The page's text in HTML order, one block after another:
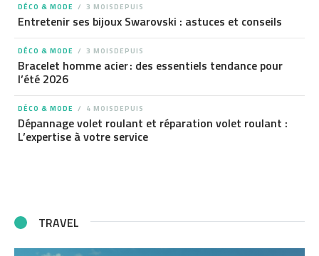
DÉCO & MODE 3 MOISDEPUIS
Entretenir ses bijoux Swarovski : astuces et conseils
DÉCO & MODE 3 MOISDEPUIS
Bracelet homme acier : des essentiels tendance pour
l’été 2026
DÉCO & MODE 4 MOISDEPUIS
Dépannage volet roulant et réparation volet roulant :
L’expertise à votre service
TRAVEL